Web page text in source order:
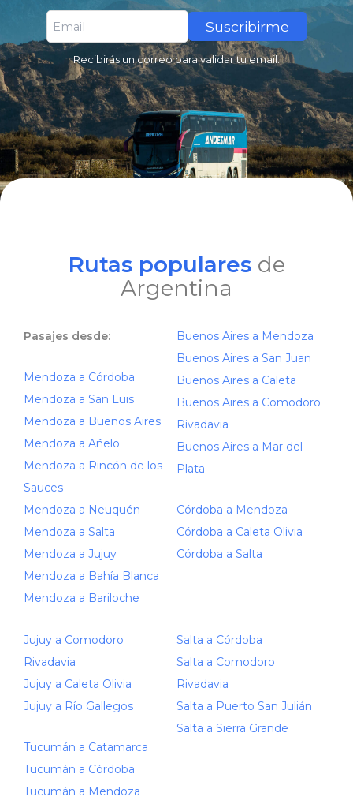
Suscribirme
Recibirás un correo para validar tu email.
Rutas populares de
Argentina
Pasajes desde:
Mendoza a Córdoba
Mendoza a San Luis
Mendoza a Buenos Aires
Mendoza a Añelo
Mendoza a Rincón de los
Sauces
Mendoza a Neuquén
Mendoza a Salta
Mendoza a Jujuy
Mendoza a Bahía Blanca
Mendoza a Bariloche
Buenos Aires a Mendoza
Buenos Aires a San Juan
Buenos Aires a Caleta
Buenos Aires a Comodoro
Rivadavia
Buenos Aires a Mar del
Plata
Córdoba a Mendoza
Córdoba a Caleta Olivia
Córdoba a Salta
Jujuy a Comodoro
Rivadavia
Jujuy a Caleta Olivia
Jujuy a Río Gallegos
Tucumán a Catamarca
Tucumán a Córdoba
Tucumán a Mendoza
Salta a Córdoba
Salta a Comodoro
Rivadavia
Salta a Puerto San Julián
Salta a Sierra Grande